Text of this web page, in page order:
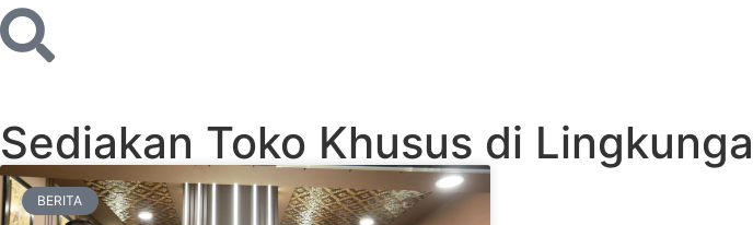
Sediakan Toko Khusus di
BERITA